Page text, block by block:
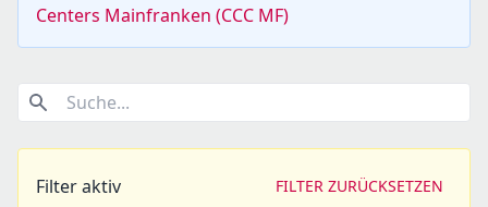
Centers Mainfranken (CCC MF)
Suche...
Filter aktiv FILTER ZURÜCKSETZEN